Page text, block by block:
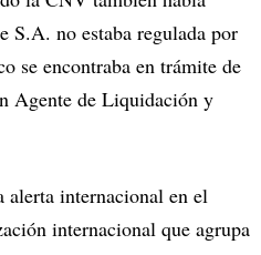
S.A. no estaba regulada por
se encontraba en trámite de
Agente de Liquidación y
internacional en el
internacional que agrupa